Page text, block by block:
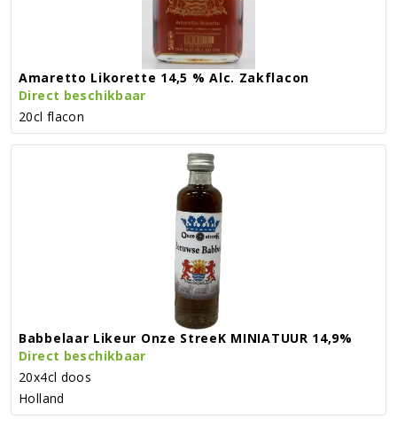
Amaretto Likorette 14,5 % Alc. Zakflacon
Direct beschikbaar
20cl flacon
Babbelaar Likeur Onze StreeK MINIATUUR 14,9%
Direct beschikbaar
20x4cl doos
Holland